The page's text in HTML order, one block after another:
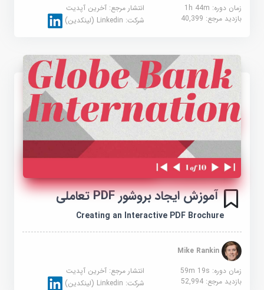
زمان دوره: 1h 44m انتشار مرجع:آخرین آپدیت
بازدید مرجع:40,399 شرکت:Linkedin (لینکدین)
آموزش ایجاد بروشور PDF تعاملی
Creating an Interactive PDF Brochure
Mike Rankin
زمان دوره: 59m 19s
انتشار مرجع:آخرین آپدیت
بازدید مرجع:52,994 شرکت:Linkedin (لینکدین)